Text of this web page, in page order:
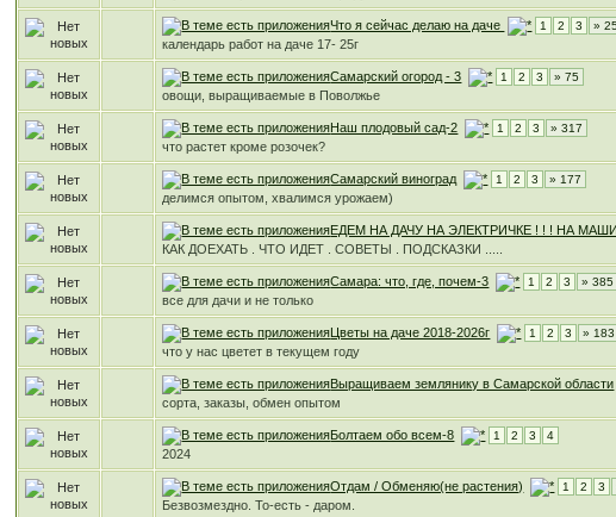
Что я сейчас делаю на даче 1 2 3 »
календарь работ на даче 17- 25г
Самарский огород - 3 1 2 3 » 75
овощи, выращиваемые в Поволжье
Наш плодовый сад-2 1 2 3 » 317
что растет кроме розочек?
Самарский виноград 1 2 3 » 177
делимся опытом, хвалимся урожаем)
ЕДЕМ НА ДАЧУ НА ЭЛЕКТРИЧКЕ ! ! ! НА
КАК ДОЕХАТЬ . ЧТО ИДЕТ . СОВЕТЫ . ПОДСКАЗКИ .....
Самара: что, где, почем-3 1 2 3 » 385
все для дачи и не только
Цветы на даче 2018-2026г 1 2 3 » 183
что у нас цветет в текущем году
Выращиваем землянику в Самарской области
сорта, заказы, обмен опытом
Болтаем обо всем-8 1 2 3 4
2024
Отдам / Обменяю(не растения) 1 2 3
Безвозмездно. То-есть - даром.